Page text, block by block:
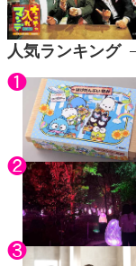
人気ランキング